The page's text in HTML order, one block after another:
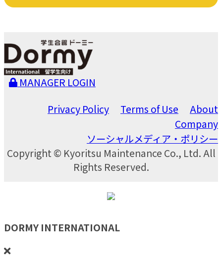
MANAGER LOGIN
Privacy Policy
Terms of Use
About
Company
ソーシャルメディア・ポリシー
Copyright © Kyoritsu Maintenance Co., Ltd. All
Rights Reserved.
DORMY INTERNATIONAL